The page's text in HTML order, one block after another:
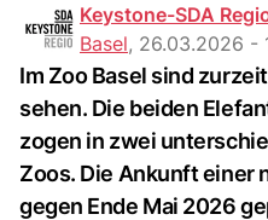
Keystone-SDA
Basel, 26.03.2026 -
Im Zoo Basel sind
sehen. Die beiden
zogen in zwei
Zoos. Die Ankunft einer
gegen Ende Mai 2026